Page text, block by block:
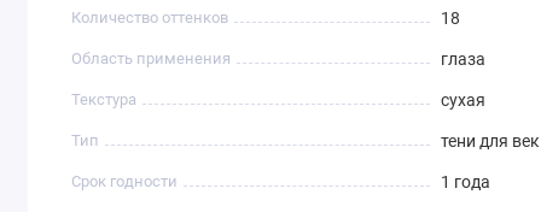
Количество оттенков 18
Область применения глаза
Текстура сухая
Тип тени для век
Срок годности 1 года